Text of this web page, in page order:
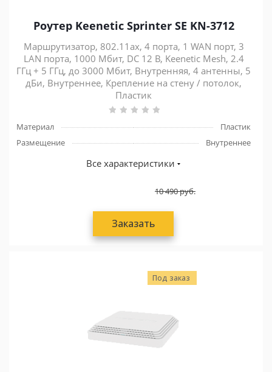
Роутер Keenetic Sprinter SE KN-3712
Маршрутизатор, 802.11ax, 4 порта, 1 WAN порт, 3
LAN порта, 1000 Мбит, DC 12 В, Keenetic Mesh, 2.4
ГГц + 5 ГГц, до 3000 Мбит, Внутренняя, 4 антенны, 5
дБи, Внутреннее, Крепление на стену / потолок,
Пластик
Материал
Пластик
Размещение
Внутреннее
Все характеристики
10 490руб.
Заказать
Под заказ